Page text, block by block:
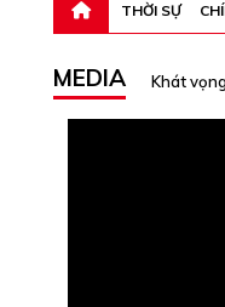
THỜI SỰ
MEDIA Khát